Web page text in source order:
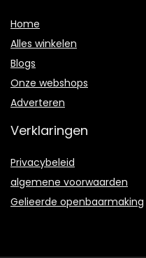
Home
Alles winkelen
Blogs
Onze webshops
Adverteren
Verklaringen
Privacybeleid
algemene voorwaarden
Gelieerde openbaarmaking